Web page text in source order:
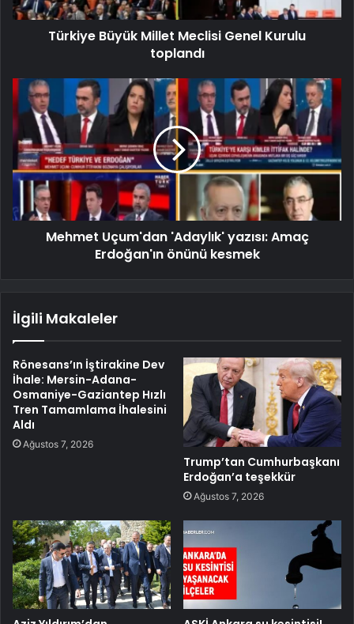
Türkiye Büyük Millet Meclisi Genel Kurulu
toplandı
Mehmet Uçum'dan 'Adaylık' yazısı: Amaç
Erdoğan'ın önünü kesmek
İlgili Makaleler
Rönesans’ın İştirakine Dev
İhale: Mersin-Adana-
Osmaniye-Gaziantep Hızlı
Tren Tamamlama İhalesini
Aldı
Ağustos 7, 2026
Trump’tan Cumhurbaşkanı
Erdoğan’a teşekkür
Ağustos 7, 2026